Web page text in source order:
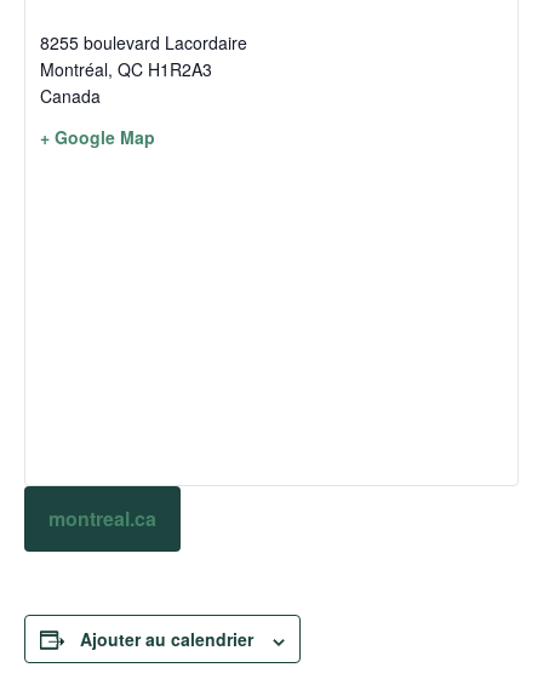
8255 boulevard Lacordaire
Montréal, QC H1R2A3
Canada
+ Google Map
montreal.ca
Ajouter au calendrier